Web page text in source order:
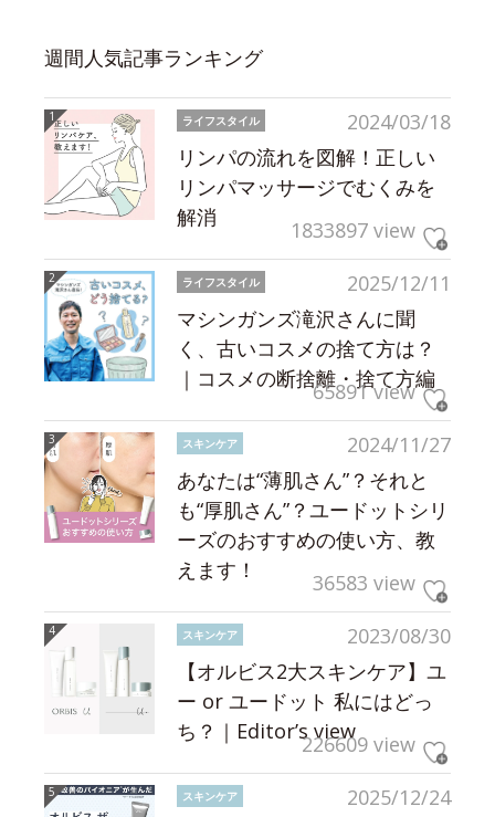
週間人気記事ランキング
2024/03/18
ライフスタイル
リンパの流れを図解！正しい
リンパマッサージでむくみを
解消
1833897 view
2025/12/11
ライフスタイル
マシンガンズ滝沢さんに聞
く、古いコスメの捨て方は？
｜コスメの断捨離・捨て方編
65891 view
2024/11/27
スキンケア
あなたは“薄肌さん”？それと
も“厚肌さん”？ユードットシリ
ーズのおすすめの使い方、教
えます！
36583 view
2023/08/30
スキンケア
【オルビス2大スキンケア】ユ
ー or ユードット 私にはどっ
ち？｜Editor’s view226609 view
2025/12/24
スキンケア